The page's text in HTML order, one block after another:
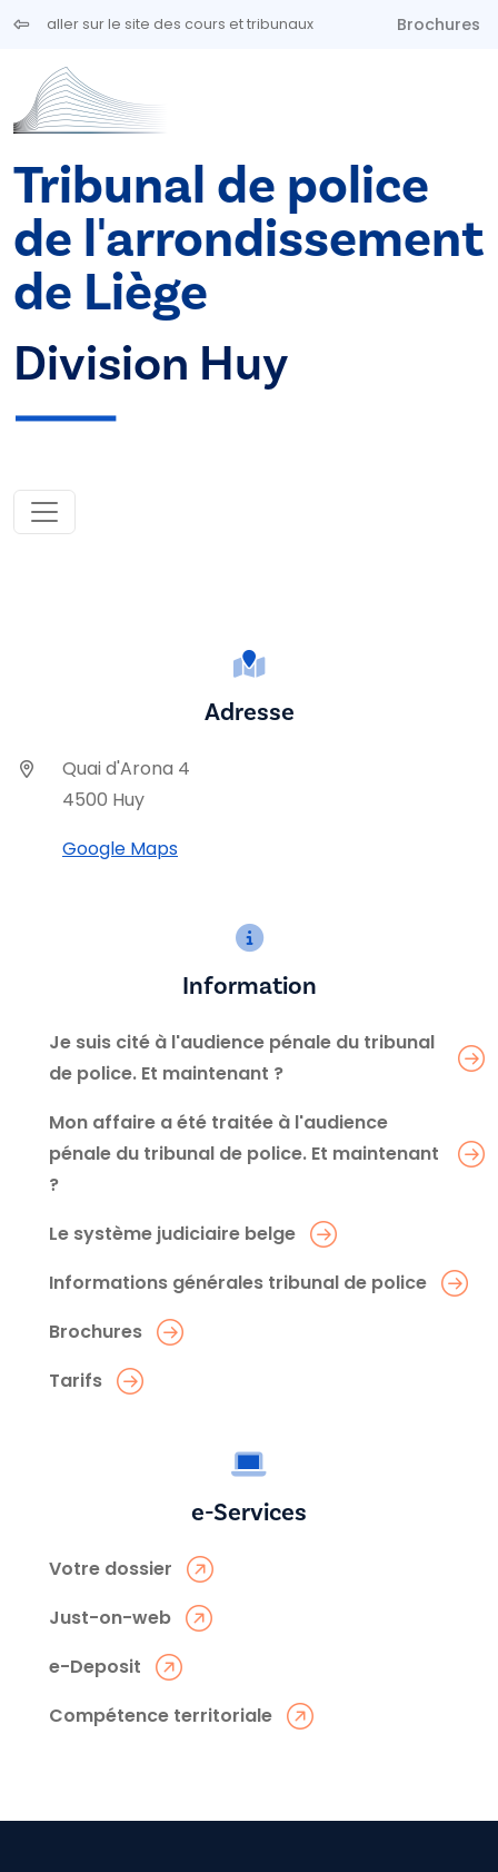
Aller au contenu principal
aller sur le site des cours et tribunaux Brochures
Tribunal de police
de l'arrondissement
de Liège
Division Huy
Adresse
Quai d'Arona 4
4500 Huy
Google Maps
Information
Je suis cité à l'audience pénale du tribunal
de police. Et maintenant ?
Mon affaire a été traitée à l'audience
pénale du tribunal de police. Et maintenant
?
Le système judiciaire belge
Informations générales tribunal de police
Brochures
Tarifs
e-Services
Votre dossier
Just-on-web
e-Deposit
Compétence territoriale